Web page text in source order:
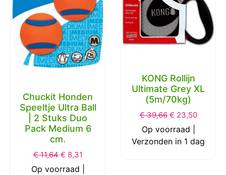
Chuckit Honden
Speeltje Ultra Ball
| 2 Stuks Duo
Pack Medium 6
cm.
€11,64 € 8,31
Op voorraad |
KONG Rollijn
Ultimate Grey XL
(5m/70kg)
€39,66 € 23,50
Op voorraad |
Verzonden in 1 dag